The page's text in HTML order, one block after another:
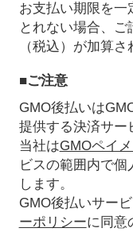
お支払い期限を一
とれない場合、ご
（税込）が加算
■ご注意
GMO後払いは
提供する決済サー
当社はGMOペイ
ビスの範囲内で
します。
GMO後払いサー
ーポリシーに同意